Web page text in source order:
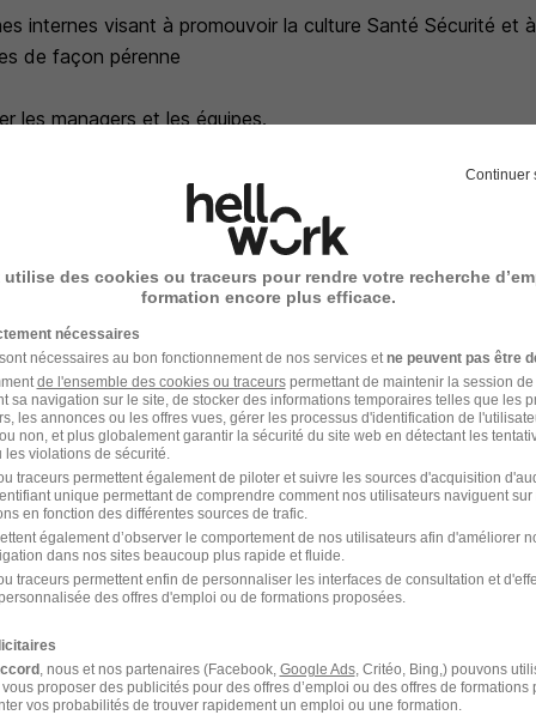
internes visant à promouvoir la culture Santé Sécurité et
de façon pérenne
les managers et les équipes.
des politiques Santé, Sécurité sur le terrain
aux réglementations.
sont à prévoir sur l'ensemble du périmètre
départements 14, 27,29, 35, 44, 49, 50, 53, 56, 61, 72,
?
votre état d'esprit est aussi important que vos
Continuer
utilise des cookies ou traceurs pour rendre votre recherche
formation encore plus efficace.
nécessaires
nécessaires au bon fonctionnement de nos services et ne peuvent pas être
de l'ensemble des cookies ou traceurspermettant de maintenir la session
sa navigation sur le site, de stocker des informations temporaires telles que les
les annonces ou les offres vues, gérer les processus d'identification de
non, et plus globalement garantir la sécurité du site web en détectant les
violations de sécurité.
traceurs permettent également de piloter et suivre les sources d'acquisition
unique permettant de comprendre comment nos utilisateurs naviguent sur
en fonction des différentes sources de trafic.
également d’observer le comportement de nos utilisateurs afin d'améliorer
dans nos sites beaucoup plus rapide et fluide.
traceurs permettent enfin de personnaliser les interfaces de consultation et
des offres d'emploi ou de formations proposées.
, nous et nos partenaires (Facebook, Google Ads, Critéo, Bing,) pouvons
proposer des publicités pour des offres d’emploi ou des offres de formations
vos probabilités de trouver rapidement un emploi ou une formation.